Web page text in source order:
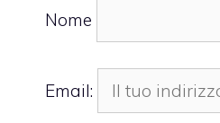
Nome
Email: